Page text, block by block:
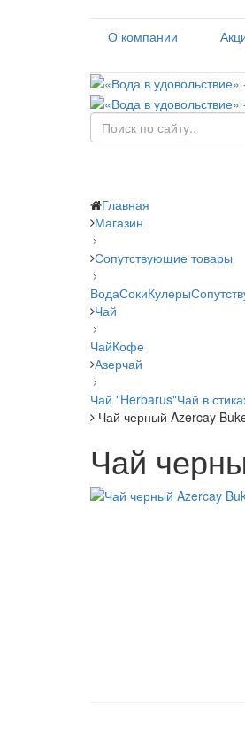
О компании
Главная
Магазин
Сопутствующие товары
ВодаСокиКулеры
Чай
ЧайКофе
Азерчай
Чай "Herbarus"Чай в
Чай черный Azercay
Чай